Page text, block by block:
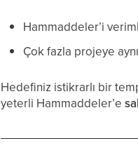
Hammaddeler’i
Çok fazla projeye
Hedefiniz istikrarlı bir
yeterli Hammaddeler’e